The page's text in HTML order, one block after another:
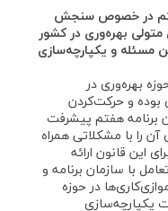
هفتم در خصوص سنجش
متولی بهره‌وری در کشور
مسئله و یکپارچه‌سازی
بهره‌وری در
بوده و حرکت‌کردن
برنامه هفتم پیشرفت
آن را با مشکلاتی همراه
این قانون ارائه
با سازمان برنامه و
در حوزه
یکپارچه‌سازی